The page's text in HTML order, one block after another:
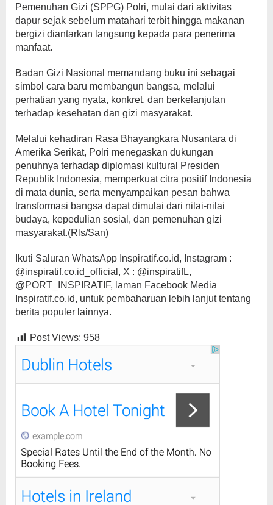
Pemenuhan Gizi (SPPG) Polri, mulai dari aktivitas
dapur sejak sebelum matahari terbit hingga makanan
bergizi diantarkan langsung kepada para penerima
manfaat.
Badan Gizi Nasional memandang buku ini sebagai
simbol cara baru membangun bangsa, melalui
perhatian yang nyata, konkret, dan berkelanjutan
terhadap kesehatan dan gizi masyarakat.
Melalui kehadiran Rasa Bhayangkara Nusantara di
Amerika Serikat, Polri menegaskan dukungan
penuhnya terhadap diplomasi kultural Presiden
Republik Indonesia, memperkuat citra positif Indonesia
di mata dunia, serta menyampaikan pesan bahwa
transformasi bangsa dapat dimulai dari nilai-nilai
budaya, kepedulian sosial, dan pemenuhan gizi
masyarakat.(Rls/San)
Ikuti Saluran WhatsApp Inspiratif.co.id, Instagram :
@inspiratif.co.id_official, X : @inspiratifL,
@PORT_INSPIRATIF, laman Facebook Media
Inspiratif.co.id, untuk pembaharuan lebih lanjut tentang
berita populer lainnya.
Post Views: 958